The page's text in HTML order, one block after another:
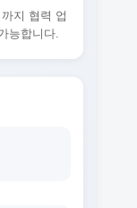
지 협력 업
능합니다.